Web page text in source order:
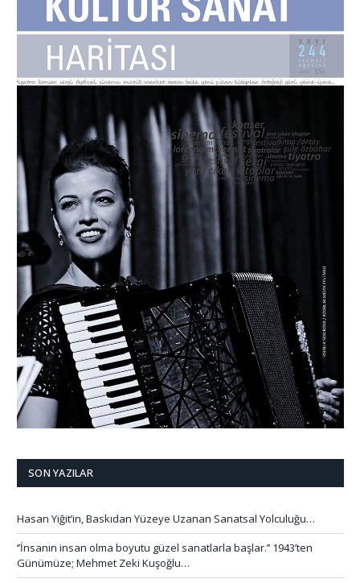
SON YAZILAR
Hasan Yiğit’in, Baskıdan Yüzeye Uzanan Sanatsal Yolculuğu…
‘’İnsanın insan olma boyutu güzel sanatlarla başlar.’’ 1943’ten
Günümüze; Mehmet Zeki Kuşoğlu…